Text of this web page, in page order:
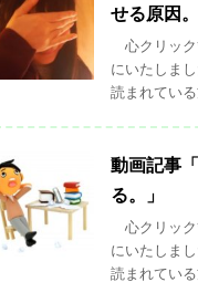
せる原因。
心クリック
にいたしま
読まれてい
動画記事
る。」
心クリック
にいたしま
読まれてい